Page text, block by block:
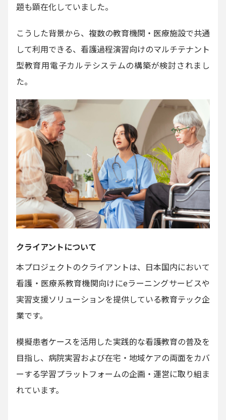
題も顕在化していました。
こうした背景から、複数の教育機関・医療施設で共通
して利用できる、看護過程演習向けのマルチテナント
型教育用電子カルテシステムの構築が検討されまし
た。
クライアントについて
本プロジェクトのクライアントは、日本国内において
看護・医療系教育機関向けにeラーニングサービスや
実習支援ソリューションを提供している教育テック企
業です。
模擬患者ケースを活用した実践的な看護教育の普及を
目指し、病院実習および在宅・地域ケアの両面をカバ
ーする学習プラットフォームの企画・運営に取り組ま
れています。